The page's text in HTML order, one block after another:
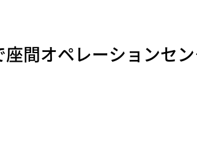
間オペレーションセ